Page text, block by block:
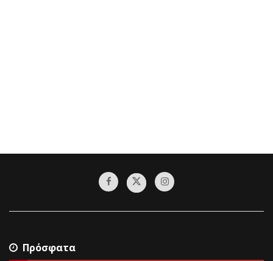
Πρόσφατα